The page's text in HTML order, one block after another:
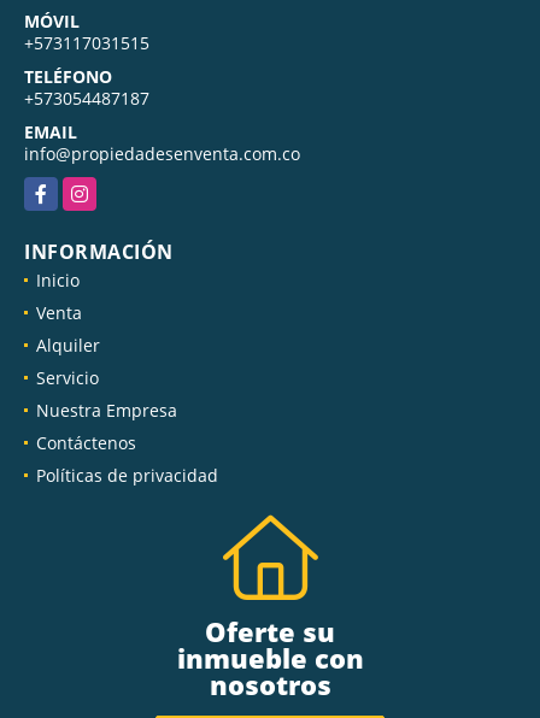
MÓVIL
+573117031515
TELÉFONO
+573054487187
EMAIL
info@propiedadesenventa.com.co
FacebookInstagram
INFORMACIÓN
Inicio
Venta
Alquiler
Servicio
Nuestra Empresa
Contáctenos
Políticas de privacidad
Oferte su
inmueble con
nosotros